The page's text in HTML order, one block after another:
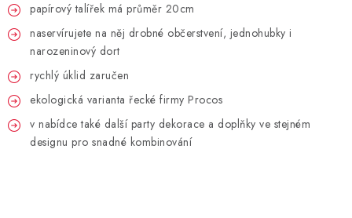
LAMPIONY
OSLAVA PODLE BAREV
PARTY FOTOKOUTEK
PIŇATY
papírový talířek má průměr 20cm
naservírujete na něj drobné občerstvení, jednohubky i
narozeninový dort
rychlý úklid zaručen
ekologická varianta řecké firmy Procos
v nabídce také další party dekorace a doplňky ve stejném
designu pro snadné kombinování